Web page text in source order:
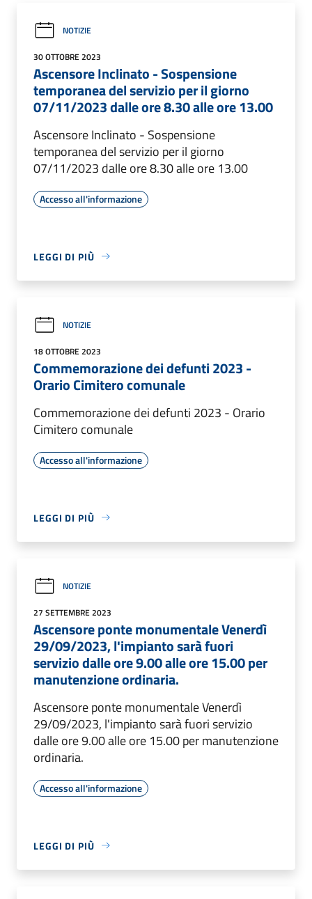
NOTIZIE
30 OTTOBRE 2023
Ascensore Inclinato - Sospensione
temporanea del servizio per il giorno
07/11/2023 dalle ore 8.30 alle ore 13.00
Ascensore Inclinato - Sospensione
temporanea del servizio per il giorno
07/11/2023 dalle ore 8.30 alle ore 13.00
Accesso all'informazione
LEGGI DI PIÙ
NOTIZIE
18 OTTOBRE 2023
Commemorazione dei defunti 2023 -
Orario Cimitero comunale
Commemorazione dei defunti 2023 - Orario
Cimitero comunale
Accesso all'informazione
LEGGI DI PIÙ
NOTIZIE
27 SETTEMBRE 2023
Ascensore ponte monumentale Venerdì
29/09/2023, l'impianto sarà fuori
servizio dalle ore 9.00 alle ore 15.00 per
manutenzione ordinaria.
Ascensore ponte monumentale Venerdì
29/09/2023, l'impianto sarà fuori servizio
dalle ore 9.00 alle ore 15.00 per manutenzione
ordinaria.
Accesso all'informazione
LEGGI DI PIÙ